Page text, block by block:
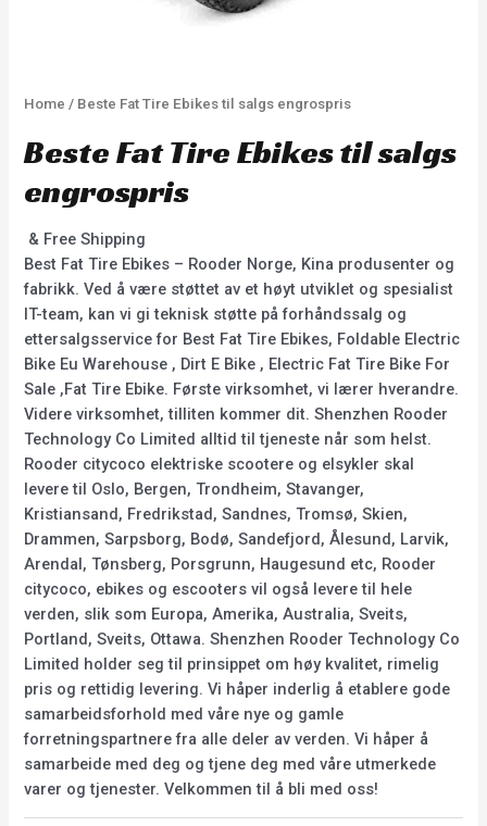
Home / Beste Fat Tire Ebikes til salgs engrospris
Beste Fat Tire Ebikes til salgs
engrospris
& Free Shipping
Best Fat Tire Ebikes – Rooder Norge, Kina produsenter og
fabrikk. Ved å være støttet av et høyt utviklet og spesialist
IT-team, kan vi gi teknisk støtte på forhåndssalg og
ettersalgsservice for Best Fat Tire Ebikes, Foldable Electric
Bike Eu Warehouse , Dirt E Bike , Electric Fat Tire Bike For
Sale ,Fat Tire Ebike. Første virksomhet, vi lærer hverandre.
Videre virksomhet, tilliten kommer dit. Shenzhen Rooder
Technology Co Limited alltid til tjeneste når som helst.
Rooder citycoco elektriske scootere og elsykler skal
levere til Oslo, Bergen, Trondheim, Stavanger,
Kristiansand, Fredrikstad, Sandnes, Tromsø, Skien,
Drammen, Sarpsborg, Bodø, Sandefjord, Ålesund, Larvik,
Arendal, Tønsberg, Porsgrunn, Haugesund etc, Rooder
citycoco, ebikes og escooters vil også levere til hele
verden, slik som Europa, Amerika, Australia, Sveits,
Portland, Sveits, Ottawa. Shenzhen Rooder Technology Co
Limited holder seg til prinsippet om høy kvalitet, rimelig
pris og rettidig levering. Vi håper inderlig å etablere gode
samarbeidsforhold med våre nye og gamle
forretningspartnere fra alle deler av verden. Vi håper å
samarbeide med deg og tjene deg med våre utmerkede
varer og tjenester. Velkommen til å bli med oss!